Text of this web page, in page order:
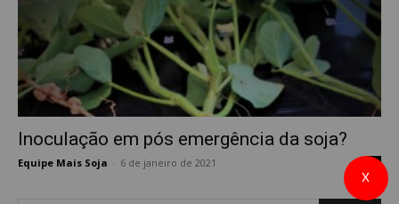
Inoculação em pós emergência da soja?
Equipe Mais Soja 6 de janeiro de 2021
X